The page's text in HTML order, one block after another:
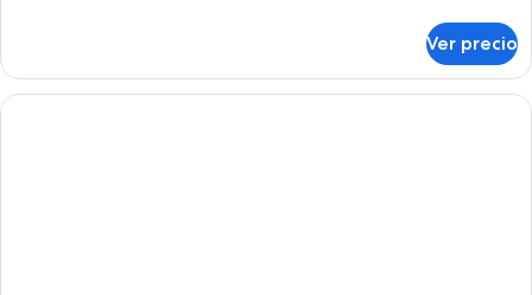
Beachfront
Room
Ver precio